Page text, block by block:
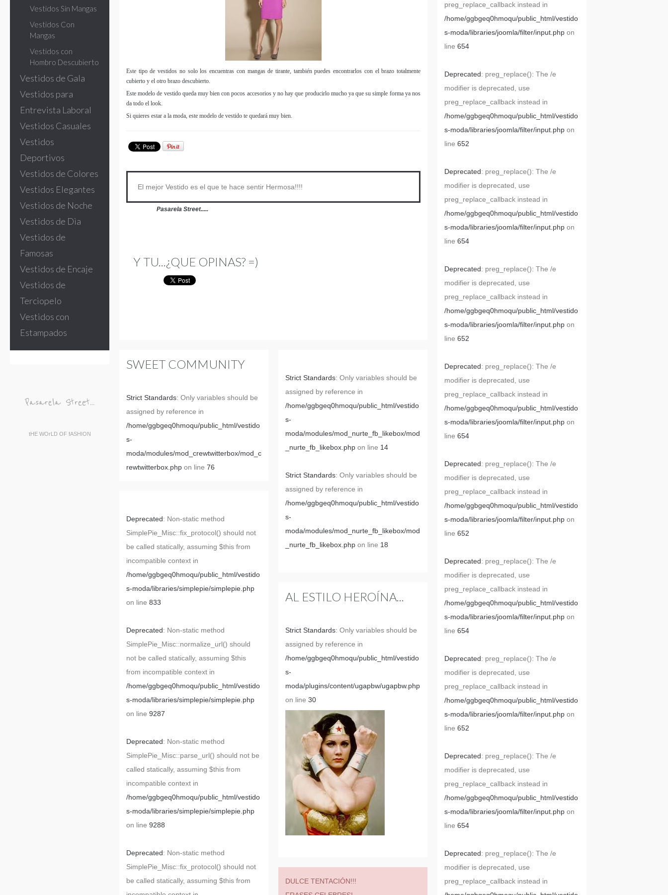
Vestidos Sin Mangas
Vestidos Con
Mangas
Vestidos con
Hombro Descubierto
Vestidos de Gala
Vestidos para
Entrevista Laboral
Vestidos Casuales
Vestidos
Deportivos
Vestidos de Colores
Vestidos Elegantes
Vestidos de Noche
Vestidos de Dìa
Vestidos de
Famosas
Vestidos de Encaje
Vestidos de
Terciopelo
Vestidos con
Estampados
Pasarela Street...
tHE WOrLD OF fASHION
Este tipo de vestidos no solo los encuentras con mangas de tirante, también puedes encontrarlos con el brazo totalmente
cubierto y el otro brazo descubierto.
Este modelo de vestido queda muy bien con pocos accesorios y no hay que producirlo mucho ya que su simple forma ya nos
da todo el look.
Si quieres estar a la moda, este modelo de vestido te quedará muy bien.
El mejor Vestido es el que te hace sentir Hermosa!!!!
Pasarela Street.....
Y TU...¿QUE OPINAS? =)
preg_replace_callback instead in
/home/ggbgeq0hmoqu/public_html/vestido
s-moda/libraries/joomla/filter/input.php on
line 654
Deprecated: preg_replace(): The /e
modifier is deprecated, use
preg_replace_callback instead in
/home/ggbgeq0hmoqu/public_html/vestido
s-moda/libraries/joomla/filter/input.php on
line 652
Deprecated: preg_replace(): The /e
modifier is deprecated, use
preg_replace_callback instead in
/home/ggbgeq0hmoqu/public_html/vestido
s-moda/libraries/joomla/filter/input.php on
line 654
Deprecated: preg_replace(): The /e
modifier is deprecated, use
preg_replace_callback instead in
/home/ggbgeq0hmoqu/public_html/vestido
s-moda/libraries/joomla/filter/input.php on
line 652
Deprecated: preg_replace(): The /e
modifier is deprecated, use
preg_replace_callback instead in
/home/ggbgeq0hmoqu/public_html/vestido
s-moda/libraries/joomla/filter/input.php on
line 654
Deprecated: preg_replace(): The /e
modifier is deprecated, use
preg_replace_callback instead in
/home/ggbgeq0hmoqu/public_html/vestido
s-moda/libraries/joomla/filter/input.php on
line 652
Deprecated: preg_replace(): The /e
modifier is deprecated, use
preg_replace_callback instead in
/home/ggbgeq0hmoqu/public_html/vestido
s-moda/libraries/joomla/filter/input.php on
line 654
Deprecated: preg_replace(): The /e
modifier is deprecated, use
preg_replace_callback instead in
/home/ggbgeq0hmoqu/public_html/vestido
s-moda/libraries/joomla/filter/input.php on
line 652
Deprecated: preg_replace(): The /e
modifier is deprecated, use
preg_replace_callback instead in
/home/ggbgeq0hmoqu/public_html/vestido
s-moda/libraries/joomla/filter/input.php on
line 654
Deprecated: preg_replace(): The /e
modifier is deprecated, use
preg_replace_callback instead in
SWEET COMMUNITY
Strict Standards: Only variables should be
assigned by reference in
/home/ggbgeq0hmoqu/public_html/vestido
s-
moda/modules/mod_crewtwitterbox/mod_c
rewtwitterbox.php on line 76
Strict Standards: Only variables should be
assigned by reference in
/home/ggbgeq0hmoqu/public_html/vestido
s-
moda/modules/mod_nurte_fb_likebox/mod
_nurte_fb_likebox.php on line 14
Strict Standards: Only variables should be
assigned by reference in
/home/ggbgeq0hmoqu/public_html/vestido
s-
moda/modules/mod_nurte_fb_likebox/mod
_nurte_fb_likebox.php on line 18
Deprecated: Non-static method
SimplePie_Misc::fix_protocol() should not
be called statically, assuming $this from
incompatible context in
/home/ggbgeq0hmoqu/public_html/vestido
s-moda/libraries/simplepie/simplepie.php
on line 833
Deprecated: Non-static method
SimplePie_Misc::normalize_url() should
not be called statically, assuming $this
from incompatible context in
/home/ggbgeq0hmoqu/public_html/vestido
s-moda/libraries/simplepie/simplepie.php
on line 9287
Deprecated: Non-static method
SimplePie_Misc::parse_url() should not be
called statically, assuming $this from
incompatible context in
/home/ggbgeq0hmoqu/public_html/vestido
s-moda/libraries/simplepie/simplepie.php
on line 9288
Deprecated: Non-static method
SimplePie_Misc::fix_protocol() should not
be called statically, assuming $this from
AL ESTILO HEROÍNA...
Strict Standards: Only variables should be
assigned by reference in
/home/ggbgeq0hmoqu/public_html/vestido
s-
moda/plugins/content/ugapbw/ugapbw.php
on line 30
DULCE TENTACIÓN!!!